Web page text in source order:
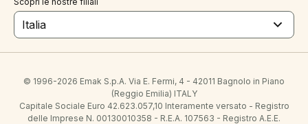
Italia
© 1996-2026 Emak S.p.A. Via E. Fermi, 4 - 42011 Bagnolo in Piano
(Reggio Emilia) ITALY
Capitale Sociale Euro 42.623.057,10 Interamente versato - Registro
delle Imprese N. 00130010358 - R.E.A. 107563 - Registro A.E.E.